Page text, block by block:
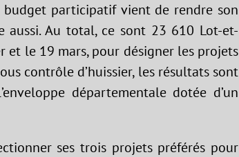
participatif vient de rendre son
aussi. Au total, ce sont 23 610 Lot-et-
et le 19 mars, pour désigner les projets
contrôle d’huissier, les résultats sont
départementale dotée d’un
ses trois projets préférés pour